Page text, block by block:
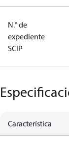
N.° de
expediente
SCIP
Característica